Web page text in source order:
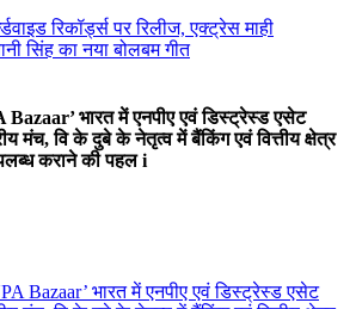
भारत में एनपीए एवं डिस्ट्रेस्ड एसेट
मंच, वि के दुबे के नेतृत्व में बैंकिंग एवं वित्तीय क्षेत्र
कराने की पहल i